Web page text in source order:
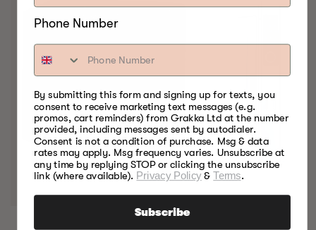
Phone Number
By submitting this form and signing up for texts, you
consent to receive marketing text messages (e.g.
promos, cart reminders) from Grakka Ltd at the number
provided, including messages sent by autodialer.
Consent is not a condition of purchase. Msg & data
rates may apply. Msg frequency varies. Unsubscribe at
any time by replying STOP or clicking the unsubscribe
link (where available). Privacy Policy&Terms.
Subscribe